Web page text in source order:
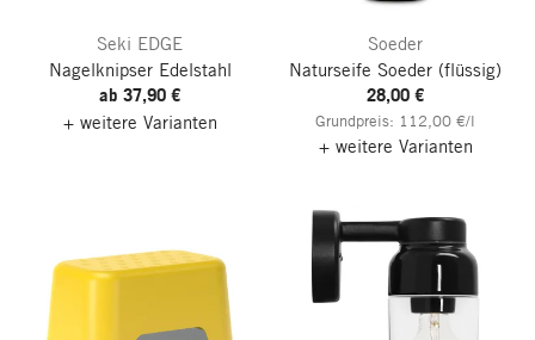
Seki EDGE
Nagelknipser Edelstahl
ab 37,90 €
+ weitere Varianten
Soeder
Naturseife Soeder (flüssig)
28,00 €
Grundpreis: 112,00 €/l
+ weitere Varianten